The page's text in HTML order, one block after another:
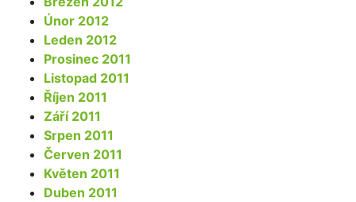
Únor 2012
Leden 2012
Prosinec 2011
Listopad 2011
Říjen 2011
Září 2011
Srpen 2011
Červen 2011
Květen 2011
Duben 2011